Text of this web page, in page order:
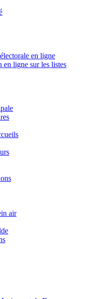
en ligne
en ligne sur les listes
air